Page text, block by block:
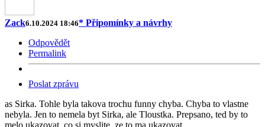
Zack6.10.2024 18:46* Připomínky a návrhy
Odpovědět
Permalink
Poslat zprávu
as Sirka. Tohle byla takova trochu funny chyba. Chyba to vlastne
nebyla. Jen to nemela byt Sirka, ale Tloustka. Prepsano, ted by to
melo ukazovat, co si myslite, ze to ma ukazovat.